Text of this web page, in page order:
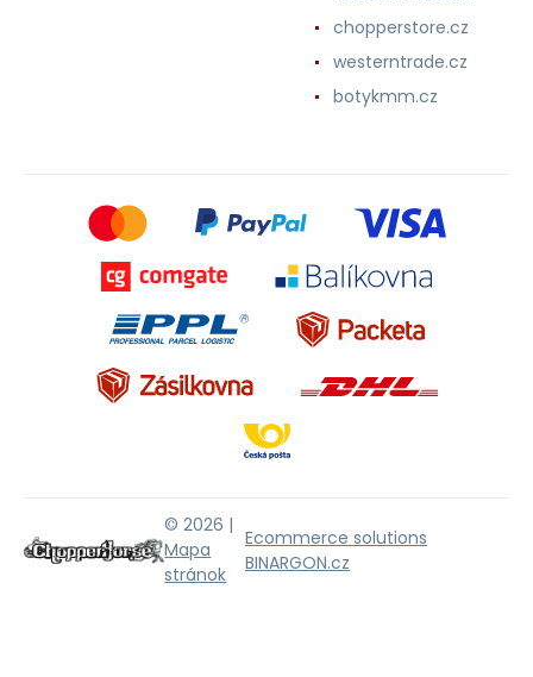
chopperstore.cz
westerntrade.cz
botykmm.cz
© 2026 |
Mapa
stránok
Ecommerce solutions
BINARGON.cz